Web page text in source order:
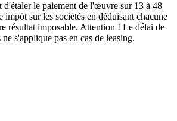
d'étaler le paiement de l'œuvre sur 13 à 48
impôt sur les sociétés en déduisant chacune
résultat imposable. Attention ! Le délai de
s'applique pas en cas de leasing.